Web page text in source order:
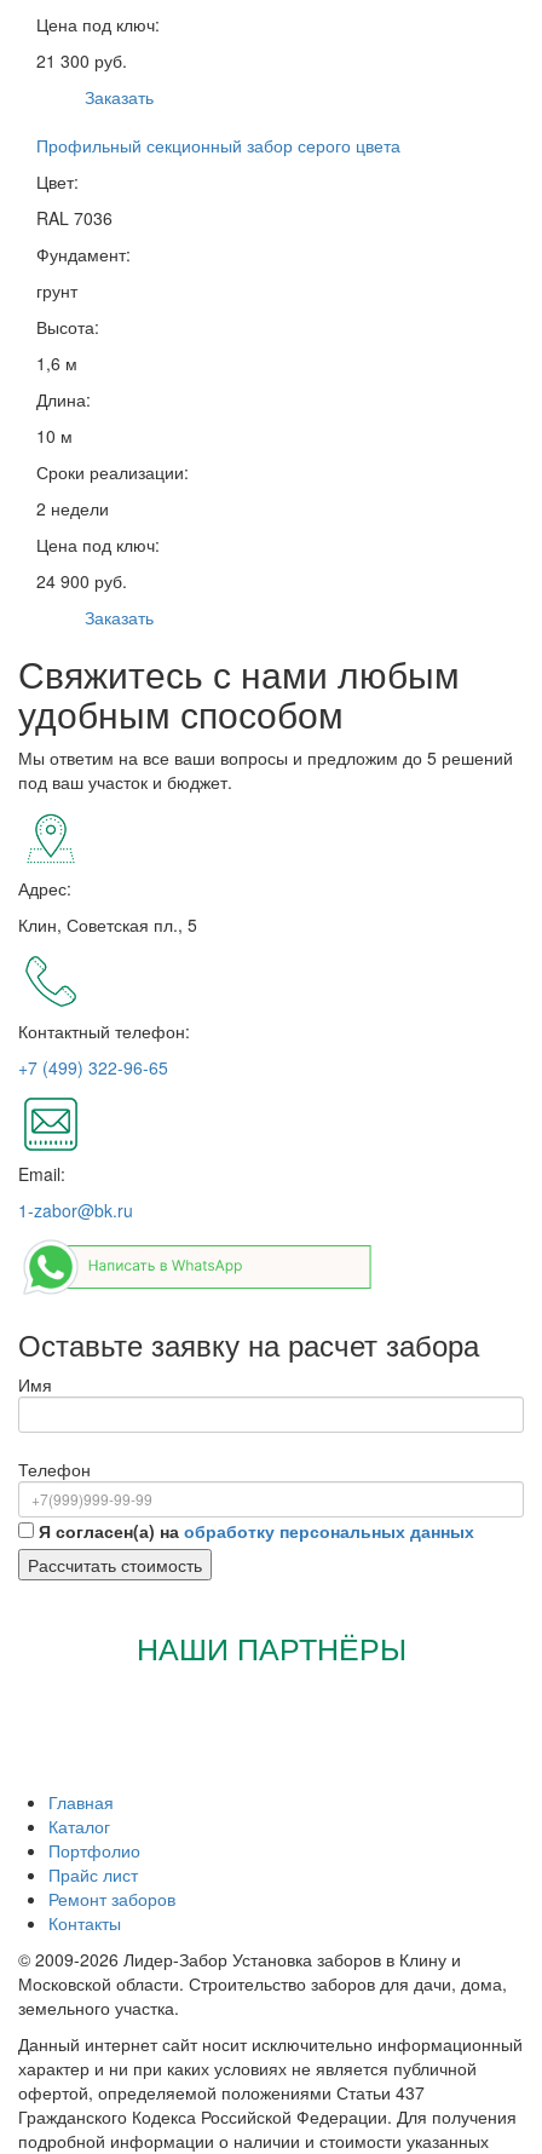
Цена под ключ:
21 300 руб.
Заказать
Профильный секционный забор серого цвета
Цвет:
RAL 7036
Фундамент:
грунт
Высота:
1,6 м
Длина:
10 м
Сроки реализации:
2 недели
Цена под ключ:
24 900 руб.
Заказать
Свяжитесь с нами любым
удобным способом
Мы ответим на все ваши вопросы и предложим до 5 решений
под ваш участок и бюджет.
Адрес:
Клин, Советская пл., 5
Контактный телефон:
+7 (499) 322-96-65
Email:
1-zabor@bk.ru
Оставьте заявку на расчет забора
Имя
Телефон
Я согласен(а) на обработку персональных данных
НАШИ ПАРТНЁРЫ
Главная
Каталог
Портфолио
Прайс лист
Ремонт заборов
Контакты
© 2009-2026 Лидер-Забор Установка заборов в Клину и
Московской области. Строительство заборов для дачи, дома,
земельного участка.
Данный интернет сайт носит исключительно информационный
характер и ни при каких условиях не является публичной
офертой, определяемой положениями Статьи 437
Гражданского Кодекса Российской Федерации. Для получения
подробной информации о наличии и стоимости указанных